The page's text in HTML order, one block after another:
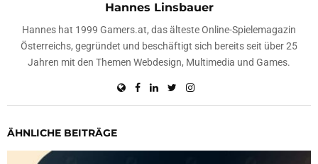
Hannes Linsbauer
Hannes hat 1999 Gamers.at, das älteste Online-Spielemagazin
Österreichs, gegründet und beschäftigt sich bereits seit über 25
Jahren mit den Themen Webdesign, Multimedia und Games.
ÄHNLICHE BEITRÄGE